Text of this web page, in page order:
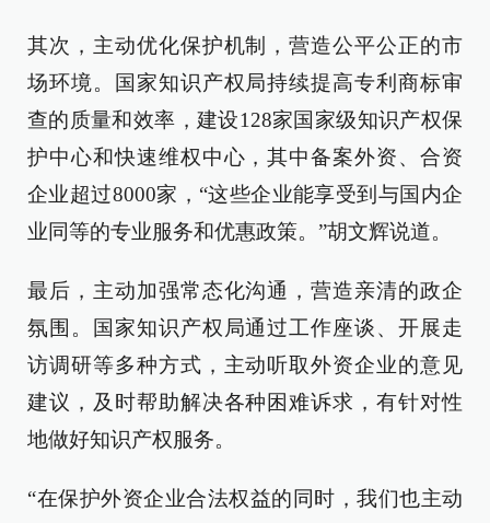
其次，主动优化保护机制，营造公平公正的市
场环境。国家知识产权局持续提高专利商标审
查的质量和效率，建设128家国家级知识产权保
护中心和快速维权中心，其中备案外资、合资
企业超过8000家，“这些企业能享受到与国内企
业同等的专业服务和优惠政策。”胡文辉说道。
最后，主动加强常态化沟通，营造亲清的政企
氛围。国家知识产权局通过工作座谈、开展走
访调研等多种方式，主动听取外资企业的意见
建议，及时帮助解决各种困难诉求，有针对性
地做好知识产权服务。
“在保护外资企业合法权益的同时，我们也主动